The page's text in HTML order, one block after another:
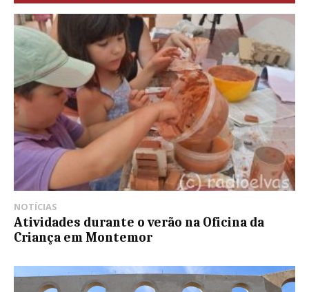
NOTÍCIAS
Atividades durante o verão na Oficina da
Criança em Montemor